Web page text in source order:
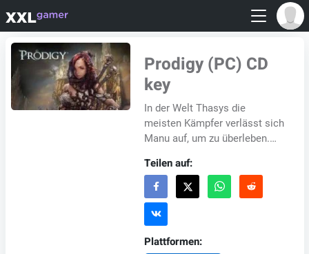
Prodigy (PC) CD
key
In der Welt Thasys die
meisten Kämpfer verlässt sich
Manu auf, um zu überleben.
jetzt selten und Krieg
zerstörte das Land a...
Teilen auf:
Plattformen: